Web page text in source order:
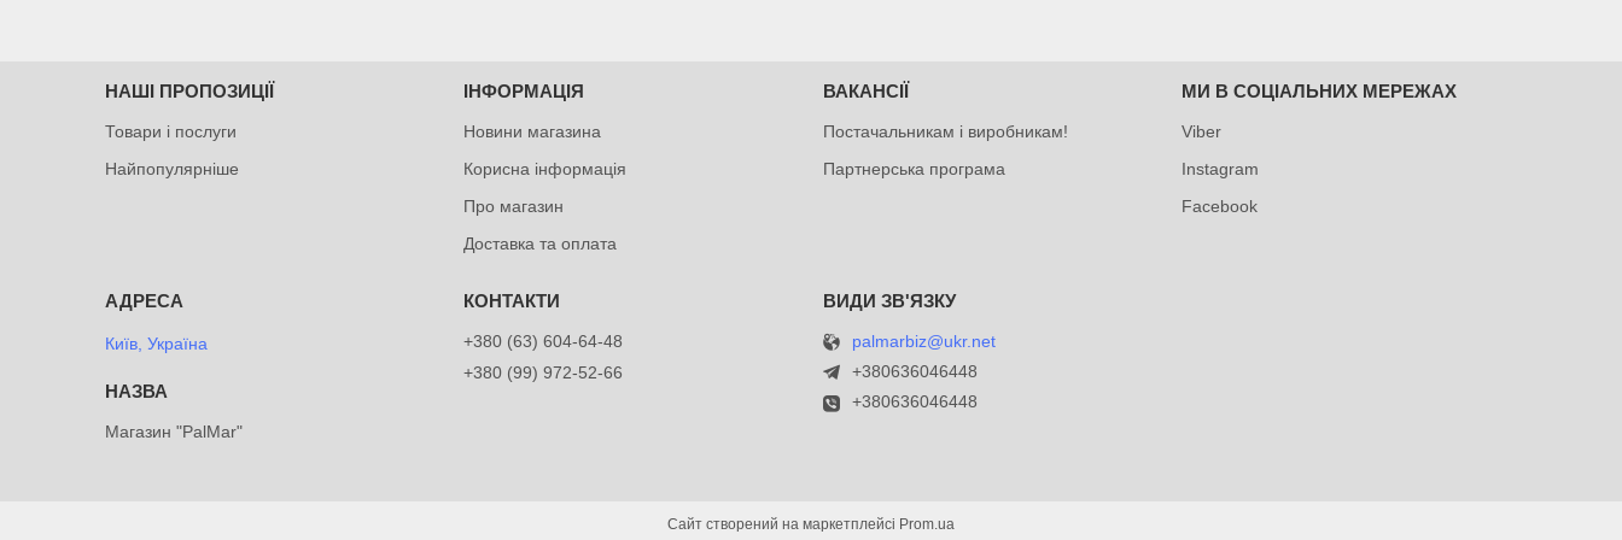
НАШІ ПРОПОЗИЦІЇ
Товари і послуги
Найпопулярніше
ІНФОРМАЦІЯ
Новини магазина
Корисна інформація
Про магазин
Доставка та оплата
ВАКАНСІЇ
Постачальникам і виробникам!
Партнерська програма
МИ В СОЦІАЛЬНИХ МЕРЕЖАХ
Viber
Instagram
Facebook
Київ, Україна
Магазин "PalMar"
+380 (63) 604-64-48
+380 (99) 972-52-66
palmarbiz@ukr.net
+380636046448
+380636046448
Сайт створений на маркетплейсі Prom.ua